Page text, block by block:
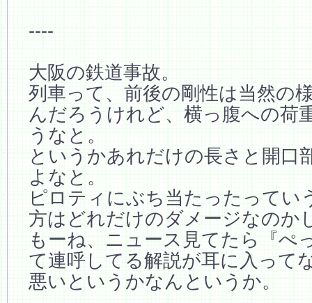
----
大阪の鉄道事故。
列車って、前後の剛性は当然の
んだろうけれど、横っ腹への荷
うなと。
というかあれだけの長さと開口
よなと。
ピロティにぶち当たったってい
方はどれだけのダメージなのか
もーね、ニュース見てたら『ぺ
て連呼してる解説が耳に入って
悪いというかなんというか。